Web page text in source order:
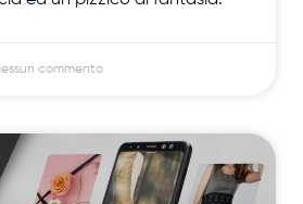
commento